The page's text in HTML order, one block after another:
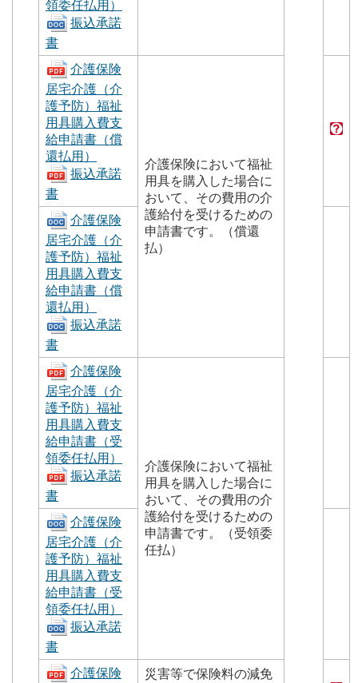
領委任払用）
振込承諾
書
介護保険
居宅介護（介
護予防）福祉
用具購入費支
給申請書（償
還払用）
振込承諾
書
介護保険において福祉
用具を購入した場合に
おいて、その費用の介
護給付を受けるための
申請書です。（償還
払）
介護保険
居宅介護（介
護予防）福祉
用具購入費支
給申請書（償
還払用）
振込承諾
書
介護保険
居宅介護（介
護予防）福祉
用具購入費支
給申請書（受
領委任払用）
振込承諾
書
介護保険において福祉
用具を購入した場合に
おいて、その費用の介
護給付を受けるための
申請書です。（受領委
任払）
介護保険
居宅介護（介
護予防）福祉
用具購入費支
給申請書（受
領委任払用）
振込承諾
書
介護保険
災害等で保険料の減免